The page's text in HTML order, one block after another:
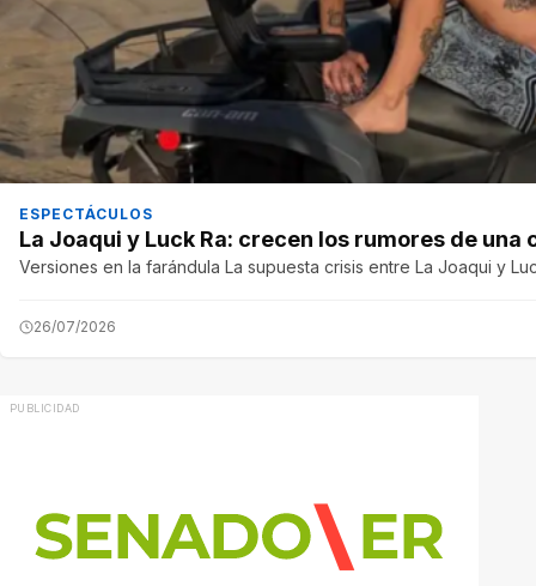
ESPECTÁCULOS
La Joaqui y Luck Ra: crecen los rumores de una
Versiones en la farándula La supuesta crisis entre La Joaqui y
26/07/2026